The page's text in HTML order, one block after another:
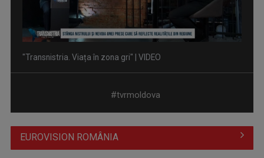
direct, ...
#tvrmoldova
EUROVISION ROMÂNIA